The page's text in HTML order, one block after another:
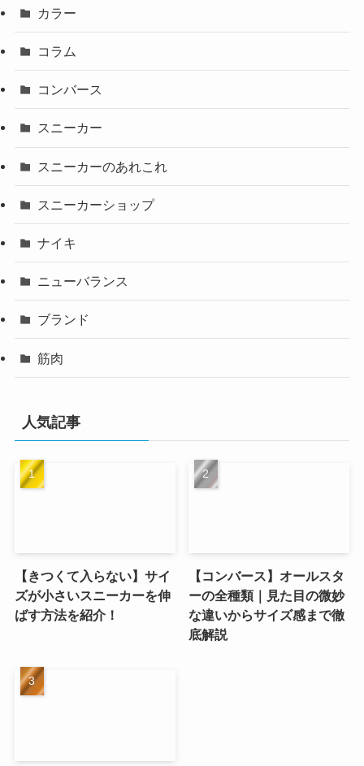
カラー
コラム
コンバース
スニーカー
スニーカーのあれこれ
スニーカーショップ
ナイキ
ニューバランス
ブランド
筋肉
人気記事
【きつくて入らない】サイ
ズが小さいスニーカーを伸
ばす方法を紹介！
【コンバース】オールスタ
ーの全種類｜見た目の微妙
な違いからサイズ感まで徹
底解説